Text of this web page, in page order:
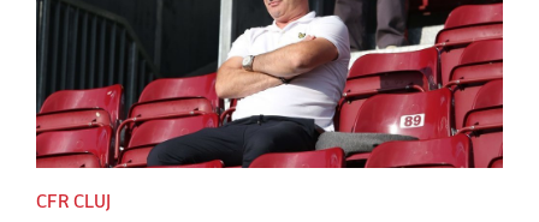
CFR CLUJ